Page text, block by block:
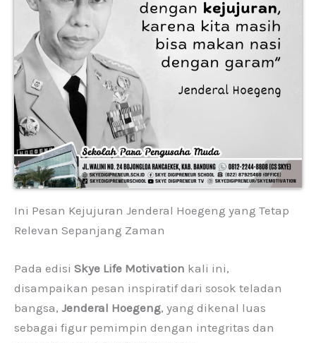
Ini Pesan Kejujuran Jenderal Hoegeng yang Tetap
Relevan Sepanjang Zaman
Pada edisi Skye Life Motivation kali ini,
disampaikan pesan inspiratif dari sosok teladan
bangsa, Jenderal Hoegeng, yang dikenal luas
sebagai figur pemimpin dengan integritas dan